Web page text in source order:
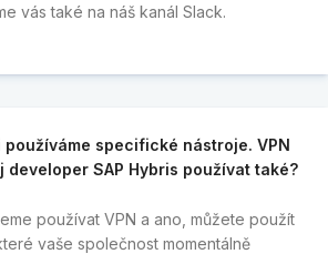
vás také na náš kanál Slack.
specifické nástroje. VPN
developer SAP Hybris používat také?
používat VPN a ano, můžete použít
vaše společnost momentálně